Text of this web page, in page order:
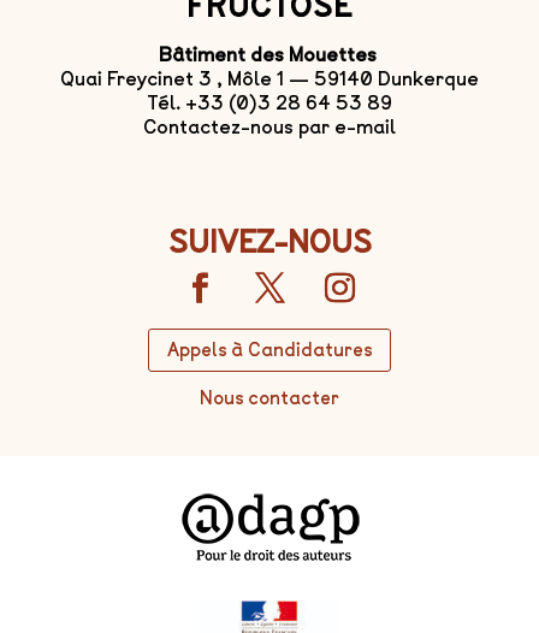
Bâtiment des Mouettes
Quai Freycinet 3 , Môle 1 — 59140 Dunkerque
Tél. +33 (0)3 28 64 53 89
Contactez-nous par e-mail
SUIVEZ-NOUS
Appels à Candidatures
Nous contacter